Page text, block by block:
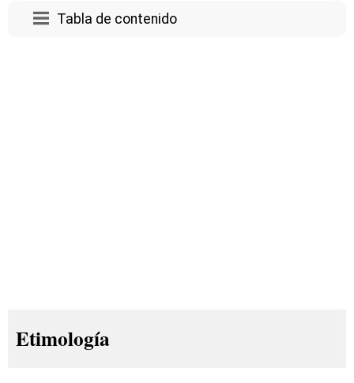
Tabla de contenido
Etimología